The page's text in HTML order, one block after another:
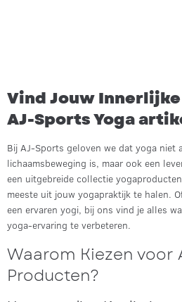
Vind Jouw
AJ-Sports Yoga
Bij AJ-Sports geloven we dat yoga niet
lichaamsbeweging is, maar ook een
een uitgebreide collectie
meeste uit jouw yogapraktijk te halen.
een ervaren yogi, bij ons vind je alles
yoga-ervaring te verbeteren.
Waarom Kiezen voor
Producten?